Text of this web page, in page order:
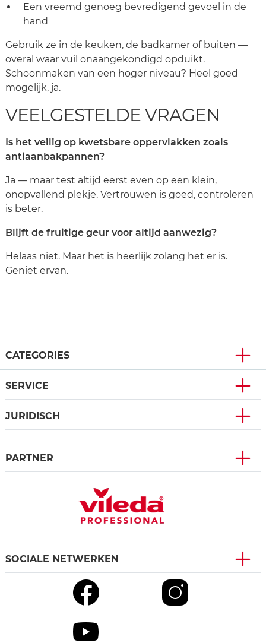
Een vreemd genoeg bevredigend gevoel in de
hand
Gebruik ze in de keuken, de badkamer of buiten —
overal waar vuil onaangekondigd opduikt.
Schoonmaken van een hoger niveau? Heel goed
mogelijk, ja.
VEELGESTELDE VRAGEN
Is het veilig op kwetsbare oppervlakken zoals
antiaanbakpannen?
Ja — maar test altijd eerst even op een klein,
onopvallend plekje. Vertrouwen is goed, controleren
is beter.
Blijft de fruitige geur voor altijd aanwezig?
Helaas niet. Maar het is heerlijk zolang het er is.
Geniet ervan.
CATEGORIES
SERVICE
JURIDISCH
PARTNER
SOCIALE NETWERKEN